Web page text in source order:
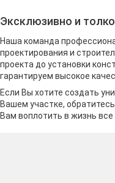
Эксклюзивно и
Наша команда
проектирования и
проекта до установки
гарантируем высокое
Если Вы хотите создать
Вашем участке,
Вам воплотить в жизнь